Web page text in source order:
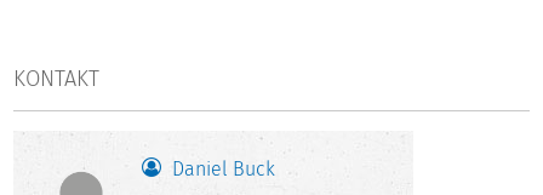
KONTAKT
Daniel Buck